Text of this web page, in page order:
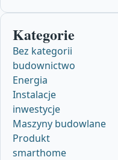
Kategorie
Bez kategorii
budownictwo
Energia
Instalacje
inwestycje
Maszyny budowlane
Produkt
smarthome